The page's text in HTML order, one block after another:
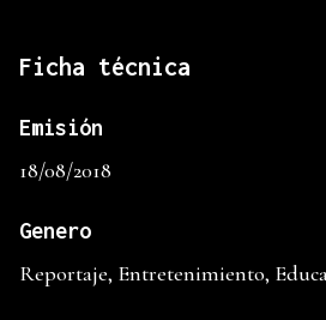
Ficha técnica
Emisión
18/08/2018
Genero
Reportaje, Entretenimiento,